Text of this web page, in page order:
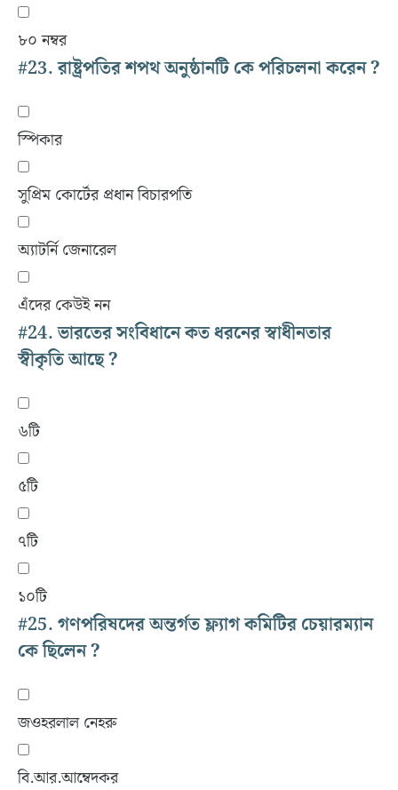
৮০ নম্বর
#23.রাষ্ট্রপতির শপথ অনুষ্ঠানটি কে পরিচলনা করেন ?
স্পিকার
সুপ্রিম কোর্টের প্রধান বিচারপতি
অ্যাটর্নি জেনারেল
এঁদের কেউই নন
#24.ভারতের সংবিধানে কত ধরনের স্বাধীনতার
স্বীকৃতি আছে ?
৬টি
৫টি
৭টি
১০টি
#25.গণপরিষদের অন্তর্গত ফ্ল্যাগ কমিটির চেয়ারম্যান
কে ছিলেন ?
জওহরলাল নেহরু
বি.আর.আম্বেদকর